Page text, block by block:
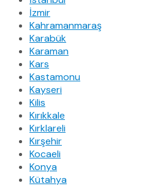
İzmir
Kahramanmaraş
Karabük
Karaman
Kars
Kastamonu
Kayseri
Kilis
Kırıkkale
Kırklareli
Kırşehir
Kocaeli
Konya
Kütahya